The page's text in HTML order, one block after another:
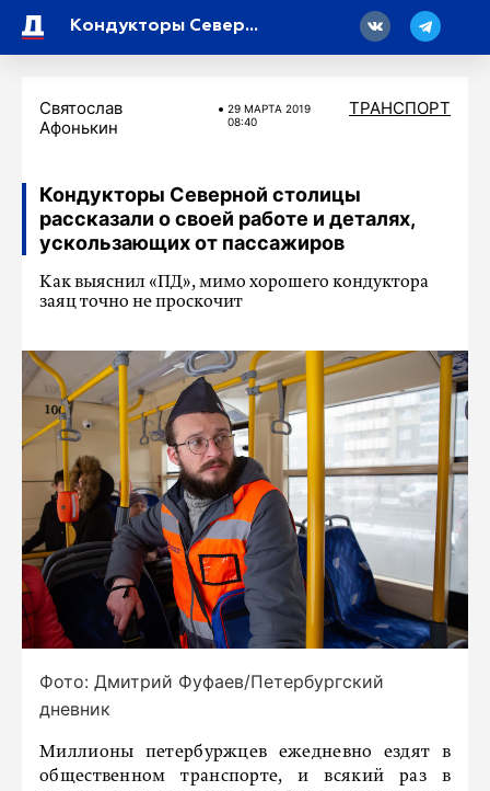
Кондукторы Северной столицы рассказали о своей работе и деталях, ускользающих от пассажиров
Святослав
Афонькин
29 МАРТA 2019
08:40
ТРАНСПОРТ
Кондукторы Северной столицы
рассказали о своей работе и деталях,
ускользающих от пассажиров
Как выяснил «ПД», мимо хорошего кондуктора
заяц точно не проскочит
Фото: Дмитрий Фуфаев/Петербургский
дневник
Миллионы петербуржцев ежедневно ездят в
общественном транспорте, и всякий раз в